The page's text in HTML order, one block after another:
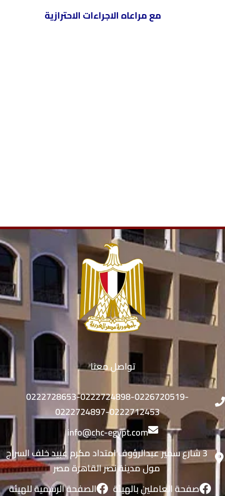
مع مراعاه الاجراءات الاحترازية
تواصل معنا
0222728653-0222724898-0226720519-
0222724897-0222712453
info@chc-egypt.com
3 شارع سمير عبدالرؤوف امتداد مكرم عبيد خلف السراج
مول مدينة نصر القاهرة مصر
صفحة العاملين بالهيئة
الصفحة الرسمية للهيئة